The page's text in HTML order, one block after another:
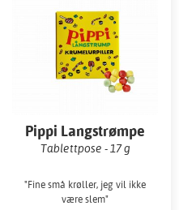
Pippi Langstrømpe
Smuldrete Piller
Tablettpose - 17 g
"Fine små krøller, jeg vil ikke
være slem"